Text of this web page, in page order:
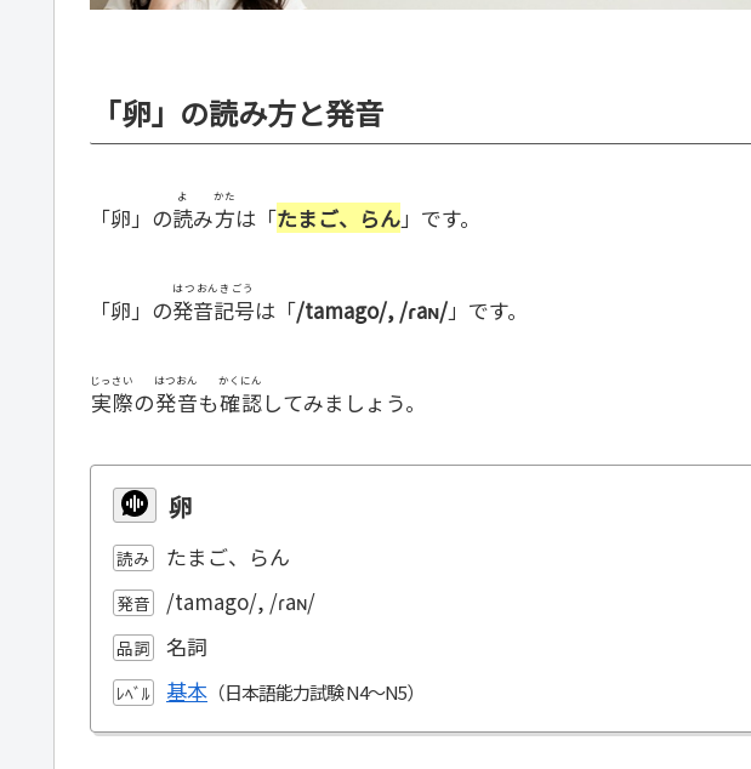
「卵」の読み方と発音
「卵」の読
よ
み方
かた
は「たまご、らん」です。
「卵」の発音記号
はつおんきごう
は「/tamago/, /ɾaɴ/」です。
実際
じっさい
の発音
はつおん
も確認
かくにん
してみましょう。
卵
読み たまご、らん
発音 /tamago/, /ɾaɴ/
品詞 名詞
ﾚﾍﾞﾙ 基本